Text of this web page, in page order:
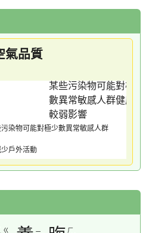
氣品質
染物可能對極少數異常敏感人群
戶外活動
ㄍ
ㄏ